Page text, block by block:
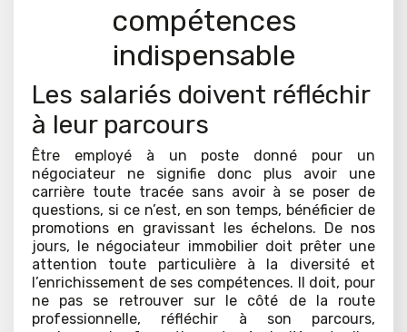
compétences
indispensable
Les salariés doivent réfléchir
à leur parcours
Être employé à un poste donné pour un
négociateur ne signifie donc plus avoir une
carrière toute tracée sans avoir à se poser de
questions, si ce n’est, en son temps, bénéficier de
promotions en gravissant les échelons. De nos
jours, le négociateur immobilier doit prêter une
attention toute particulière à la diversité et
l’enrichissement de ses compétences. Il doit, pour
ne pas se retrouver sur le côté de la route
professionnelle, réfléchir à son parcours,